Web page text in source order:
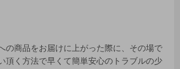
の商品をお届けに上がった際に、その場で
頂く方法で早くて簡単安心のトラブルの少